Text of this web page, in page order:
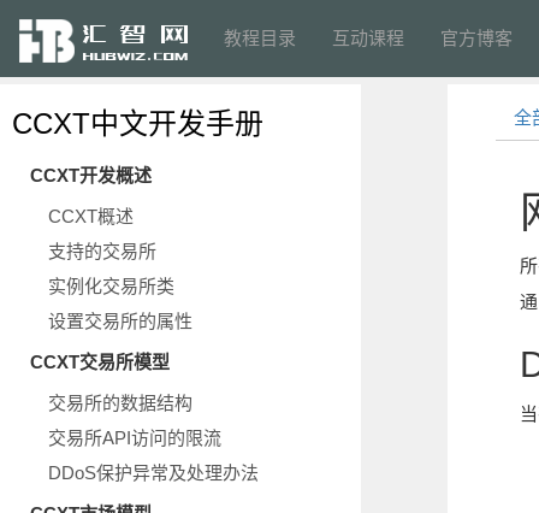
教程目录 互动课程 官方博客
CCXT中文开发手册
CCXT开发概述
CCXT概述
支持的交易所
实例化交易所类
设置交易所的属性
CCXT交易所模型
交易所的数据结构
交易所API访问的限流
DDoS保护异常及处理办法
全